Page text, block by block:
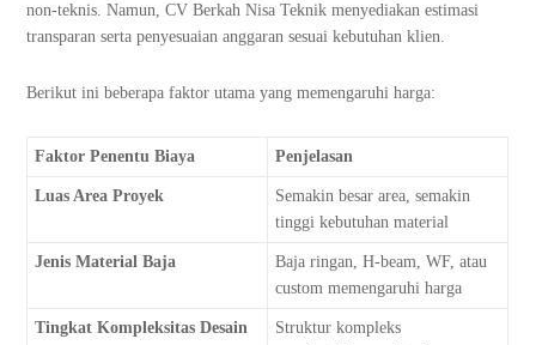
non-teknis. Namun, CV Berkah Nisa Teknik menyediakan estimasi
transparan serta penyesuaian anggaran sesuai kebutuhan klien.
Berikut ini beberapa faktor utama yang memengaruhi harga:
Faktor Penentu Biaya Penjelasan
Luas Area Proyek
Semakin besar area, semakin
tinggi kebutuhan material
Jenis Material Baja
Baja ringan, H-beam, WF, atau
custom memengaruhi harga
Tingkat Kompleksitas Desain
Struktur kompleks